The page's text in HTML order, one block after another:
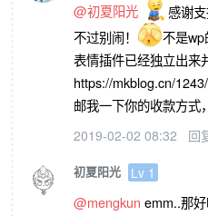
@初夏阳光
感谢支
不过别闹！
不是
表情插件已经独立出来
https://mkblog.cn/1243/
邮我一下你的收款方式
2019-02-02 08:32 回
初夏阳光 Lv 1
@mengkun emm..那